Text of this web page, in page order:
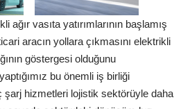
ağır vasıta yatırımlarının başlamış
aracın yollara çıkmasını elektrikli
göstergesi olduğunu
bu önemli iş birliği
şarj hizmetleri lojistik sektörüyle daha